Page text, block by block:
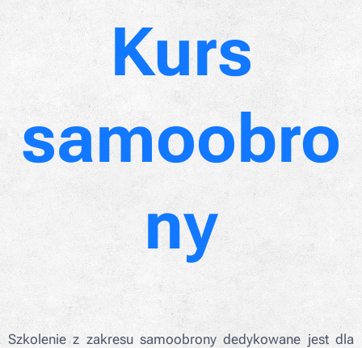
Kurs
samoobro
ny
Szkolenie z zakresu samoobrony dedykowane jest dla